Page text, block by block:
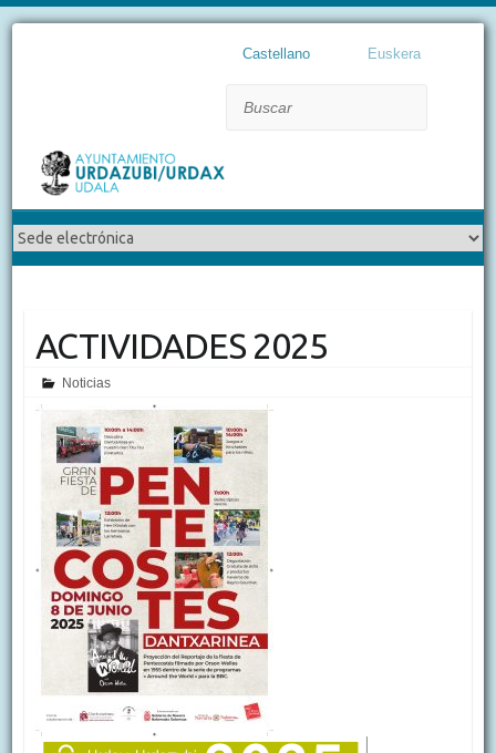
Castellano Euskera
ACTIVIDADES 2025
Noticias